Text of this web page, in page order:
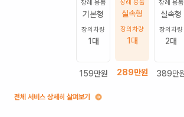
장례 용품
기본형
장의차량
1 대
159만원
장례 용품
실속형
장의차량
1 대
289만원
장례 용품
실속형
장의차량
2대
389만
전체 서비스 상세히 살펴보기